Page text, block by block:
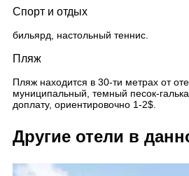
Спорт и отдых
бильярд, настольный теннис.
Пляж
Пляж находится в 30-ти метрах от
муниципальный, темный песок-
доплату, ориентировочно 1-2$.
Другие отели в